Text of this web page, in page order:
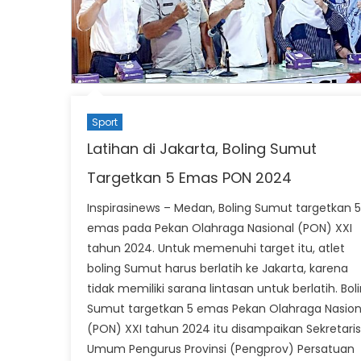
Sport
Latihan di Jakarta, Boling Sumut
Targetkan 5 Emas PON 2024
Inspirasinews – Medan, Boling Sumut targetkan 5
emas pada Pekan Olahraga Nasional (PON) XXI
tahun 2024. Untuk memenuhi target itu, atlet
boling Sumut harus berlatih ke Jakarta, karena
tidak memiliki sarana lintasan untuk berlatih.
Sumut targetkan 5 emas Pekan Olahraga
(PON) XXI tahun 2024 itu disampaikan Sekretaris
Umum Pengurus Provinsi (Pengprov) Persatuan